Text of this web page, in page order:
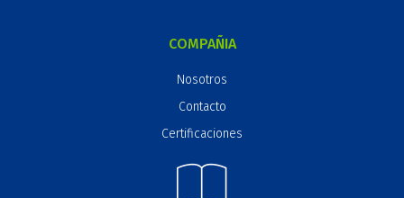
COMPAÑIA
Nosotros
Contacto
Certificaciones